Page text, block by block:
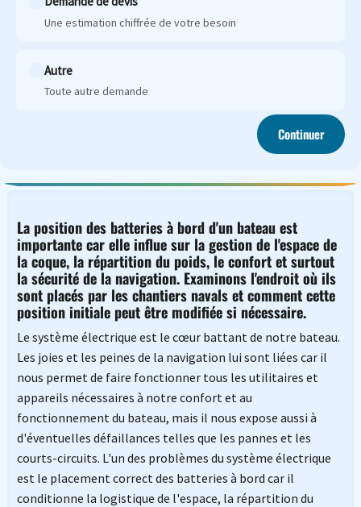
Une estimation chiffrée de votre besoin
Autre
Toute autre demande
Continuer
La position des batteries à bord d'un bateau est
importante car elle influe sur la gestion de l'espace de
la coque, la répartition du poids, le confort et surtout
la sécurité de la navigation. Examinons l'endroit où ils
sont placés par les chantiers navals et comment cette
position initiale peut être modifiée si nécessaire.
Le système électrique est le cœur battant de notre bateau.
Les joies et les peines de la navigation lui sont liées car il
nous permet de faire fonctionner tous les utilitaires et
appareils nécessaires à notre confort et au
fonctionnement du bateau, mais il nous expose aussi à
d'éventuelles défaillances telles que les pannes et les
courts-circuits. L'un des problèmes du système électrique
est le placement correct des batteries à bord car il
conditionne la logistique de l'espace, la répartition du